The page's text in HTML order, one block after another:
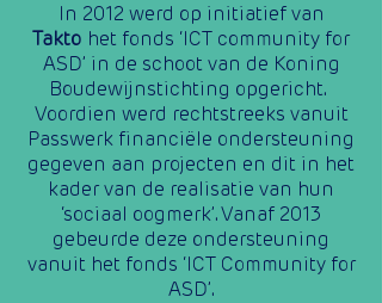
In 2012 werd op initiatief van
Takto het fonds ‘ICT community for
ASD’ in de schoot van de Koning
Boudewijnstichting opgericht.
Voordien werd rechtstreeks vanuit
Passwerk financiële ondersteuning
gegeven aan projecten en dit in het
kader van de realisatie van hun
‘sociaal oogmerk’. Vanaf 2013
gebeurde deze ondersteuning
vanuit het fonds ‘ICT Community for
ASD’.